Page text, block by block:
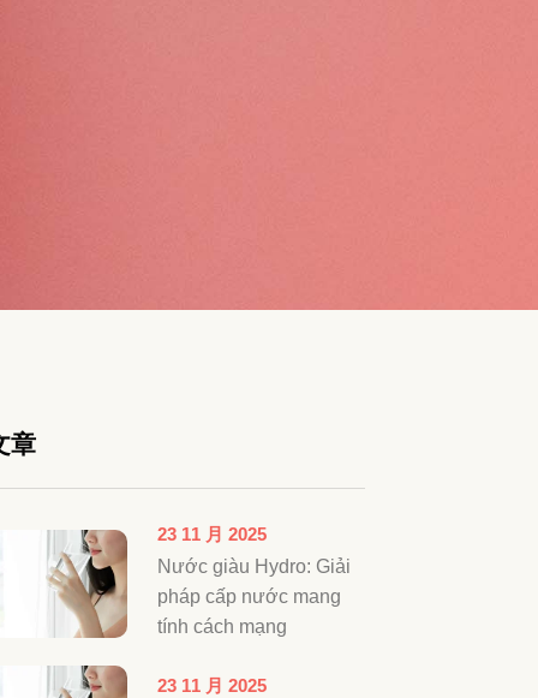
章
23 11 月 2025
Nước giàu Hydro: Giải
pháp cấp nước mang
tính cách mạng
23 11 月 2025